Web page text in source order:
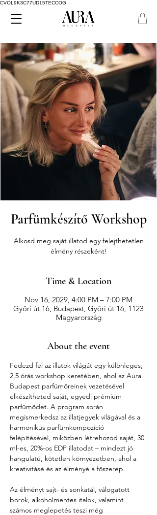
CVOL9K3C77UD15TECCOG
Parfümkészítő Workshop
Alkosd meg saját illatod egy felejthetetlen
élmény részeként!
Time & Location
Nov 16, 2029, 4:00 PM – 7:00 PM
Győri út 16, Budapest, Győri út 16, 1123
Magyarország
About the event
Fedezd fel az illatok világát egy különleges,
2,5 órás workshop keretében, ahol az Aura
Budapest parfümőreinek vezetésével
elkészítheted saját, egyedi prémium
parfümödet. A program során
megismerkedsz az illatjegyek világával és a
harmonikus parfümkompozíció
felépítésével, miközben létrehozod saját, 30
ml-es, 20%-os EDP illatodat – mindezt jó
hangulatú, kötetlen környezetben, ahol a
kreativitásé és az élményé a főszerep.
Az élményt sajt- és sonkatál, válogatott
borok, alkoholmentes italok, valamint
számos meglepetés teszi még